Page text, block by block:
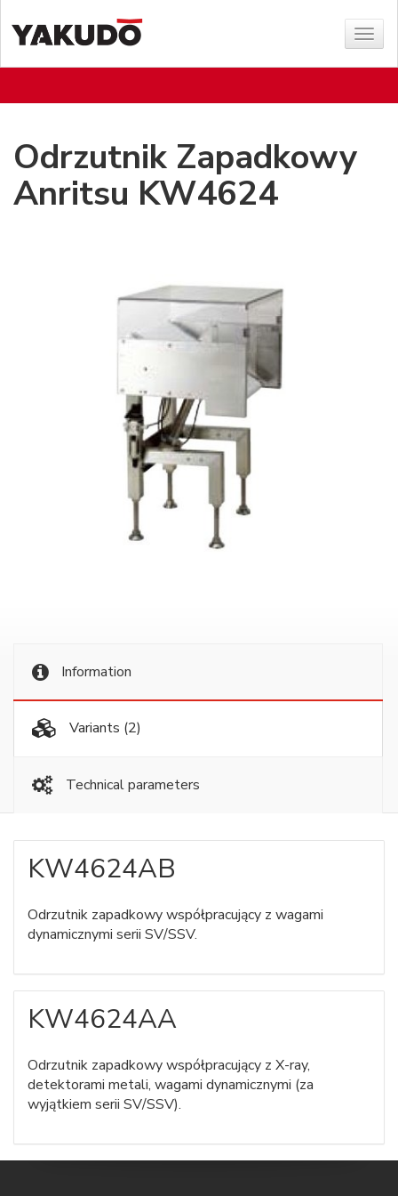
Show
menu
Odrzutnik Zapadkowy
Anritsu KW4624
Information
Variants (2)
Technical parameters
KW4624AB
Odrzutnik zapadkowy współpracujący z wagami
dynamicznymi serii SV/SSV.
KW4624AA
Odrzutnik zapadkowy współpracujący z X-ray,
detektorami metali, wagami dynamicznymi (za
wyjątkiem serii SV/SSV).